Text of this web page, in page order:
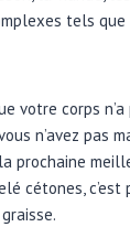
tels
votre corps
n’avez pas
prochaine
cétones,